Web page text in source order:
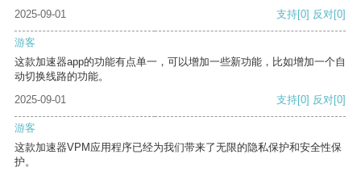
2025-09-01
支持[0] 反对[0]
游客
这款加速器app的功能有点单一，可以增加一些新功能，比如增加一个自
动切换线路的功能。
2025-09-01
支持[0] 反对[0]
游客
这款加速器VPM应用程序已经为我们带来了无限的隐私保护和安全性保
护。